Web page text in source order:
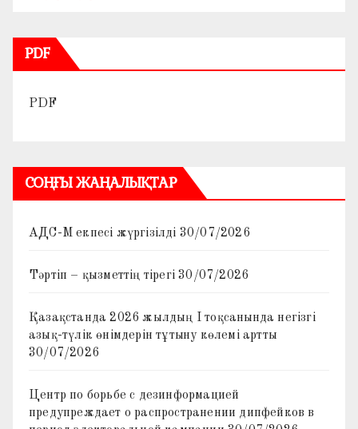
PDF
PDF
СОҢҒЫ ЖАҢАЛЫҚТАР
АДС-М екпесі жүргізілді 30/07/2026
Тәртіп – қызметтің тірегі 30/07/2026
Қазақстанда 2026 жылдың I тоқсанында негізгі
азық-түлік өнімдерін тұтыну көлемі артты
30/07/2026
Центр по борьбе с дезинформацией
предупреждает о распространении дипфейков в